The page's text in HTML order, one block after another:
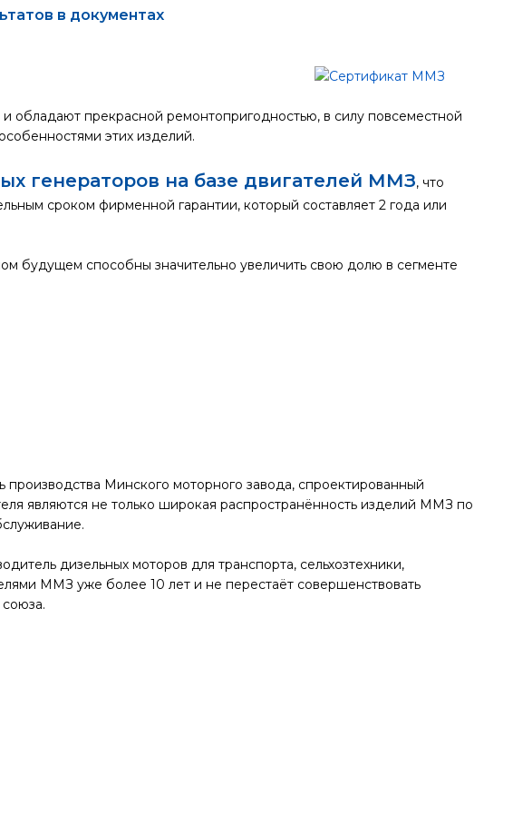
в документах
обладают прекрасной ремонтопригодностью, в силу повсеместной
этих изделий.
генераторов на базе двигателей ММЗ, что
сроком фирменной гарантии, который составляет 2 года или
будущем способны значительно увеличить свою долю в сегменте
производства Минского моторного завода, спроектированный
являются не только широкая распространённость изделий ММЗ по
дизельных моторов для транспорта, сельхозтехники,
ММЗ уже более 10 лет и не перестаёт совершенствовать